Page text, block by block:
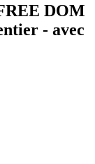
DOM
- avec